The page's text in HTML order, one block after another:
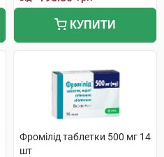
КУПИТИ
Фромілід таблетки 500 мг 14
шт